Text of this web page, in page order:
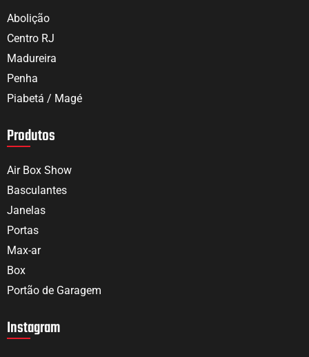
Abolição
Centro RJ
Madureira
Penha
Piabetá / Magé
Produtos
Air Box Show
Basculantes
Janelas
Portas
Max-ar
Box
Portão de Garagem
Instagram